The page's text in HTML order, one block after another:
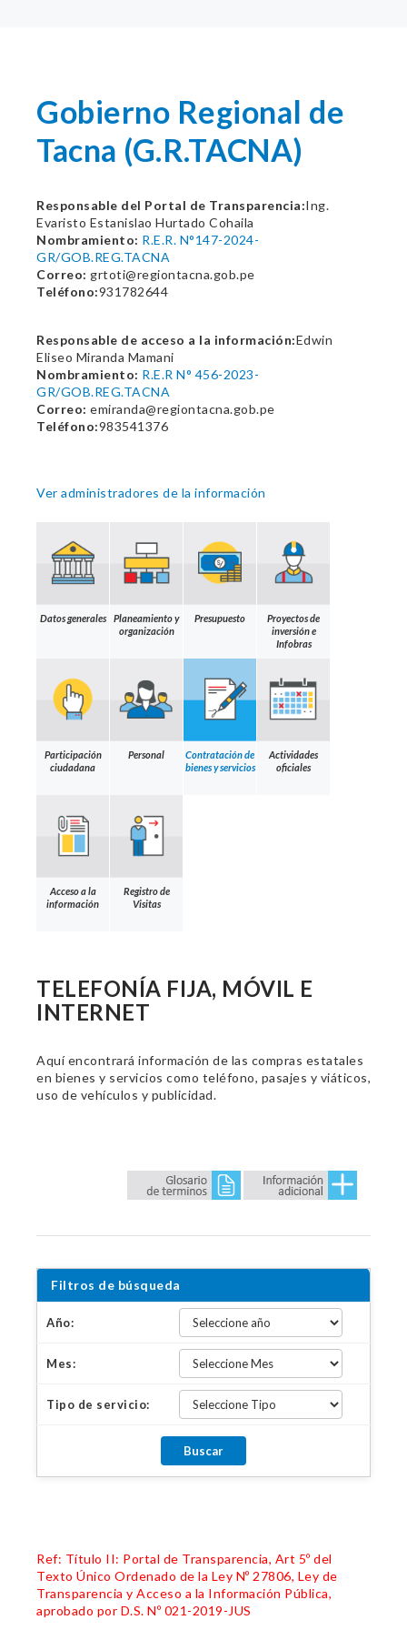
Gobierno Regional de
Tacna (G.R.TACNA)
Responsable del Portal de Transparencia:Ing.
Evaristo Estanislao Hurtado Cohaila
Nombramiento: R.E.R. N°147-2024-
GR/GOB.REG.TACNA
Correo: grtoti@regiontacna.gob.pe
Teléfono:931782644
Responsable de acceso a la información:Edwin
Eliseo Miranda Mamani
Nombramiento: R.E.R N° 456-2023-
GR/GOB.REG.TACNA
Correo: emiranda@regiontacna.gob.pe
Teléfono:983541376
Ver administradores de la información
Datos generales
Planeamiento y
organización
Presupuesto
Proyectos de
inversión e
Infobras
Participación
ciudadana
Personal
Contratación de
bienes y servicios
Actividades
oficiales
Acceso a la
información
Registro de
Visitas
TELEFONÍA FIJA, MÓVIL E
INTERNET
Aquí encontrará información de las compras estatales
en bienes y servicios como teléfono, pasajes y viáticos,
uso de vehículos y publicidad.
Filtros de búsqueda
Año:
Mes:
Tipo de servicio:
Ref: Título II: Portal de Transparencia, Art 5º del
Texto Único Ordenado de la Ley Nº 27806, Ley de
Transparencia y Acceso a la Información Pública,
aprobado por D.S. Nº 021-2019-JUS